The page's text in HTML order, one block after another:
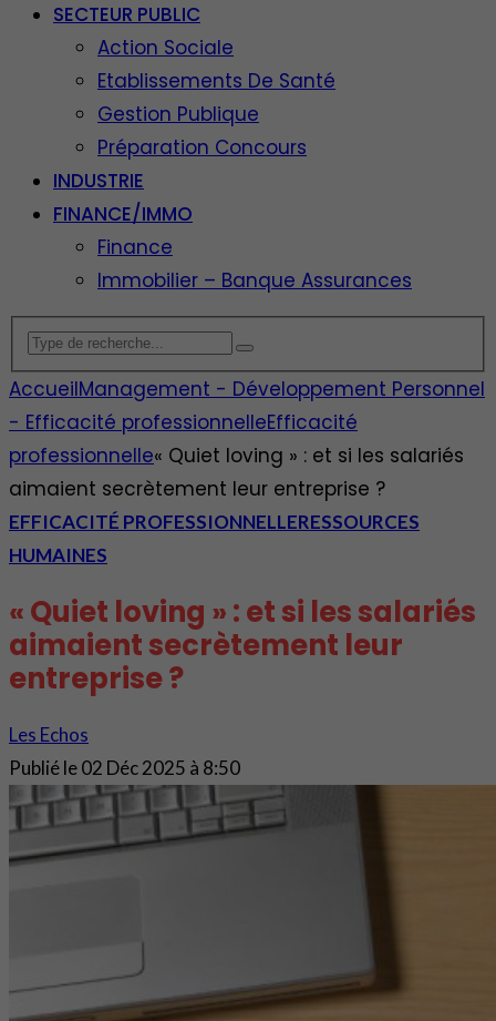
SECTEUR PUBLIC
Action Sociale
Etablissements De Santé
Gestion Publique
Préparation Concours
INDUSTRIE
FINANCE/IMMO
Finance
Immobilier – Banque Assurances
AccueilManagement - Développement Personnel
- Efficacité professionnelleEfficacité
professionnelle« Quiet loving » : et si les salariés
aimaient secrètement leur entreprise ?
EFFICACITÉ PROFESSIONNELLERESSOURCES
HUMAINES
« Quiet loving » : et si les salariés
aimaient secrètement leur
entreprise ?
Les Echos
Publié le02 Déc 2025 à 8:50